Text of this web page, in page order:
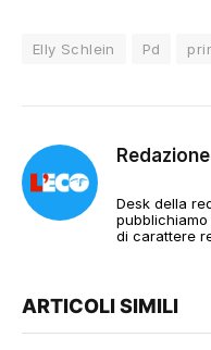
Elly Schlein Pd
Redazione
Desk della
di carattere
ARTICOLI SIMILI